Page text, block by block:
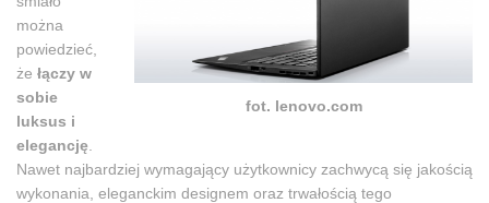
fot. lenovo.com
można
powiedzieć,
że łączy w
sobie
luksus i
elegancję
Nawet najbardziej wymagający użytkownicy zachwycą się jakością
wykonania, eleganckim designem oraz trwałością tego